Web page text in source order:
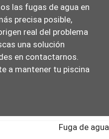
las fugas de agua en
precisa posible,
real del problema
una solución
en contactarnos.
a mantener tu piscina